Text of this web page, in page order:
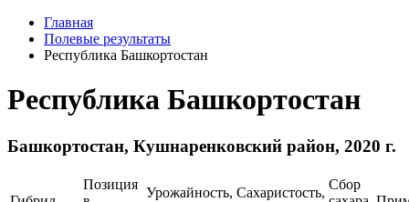
Главная
Полевые результаты
Республика Башкортостан
Республика Башкортостан
Башкортостан, Кушнаренковский район, 2020 г.
Позиция
Урожайность, Сахаристость,
Сбор